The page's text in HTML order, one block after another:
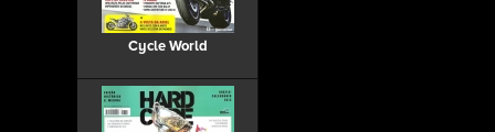
Cycle World